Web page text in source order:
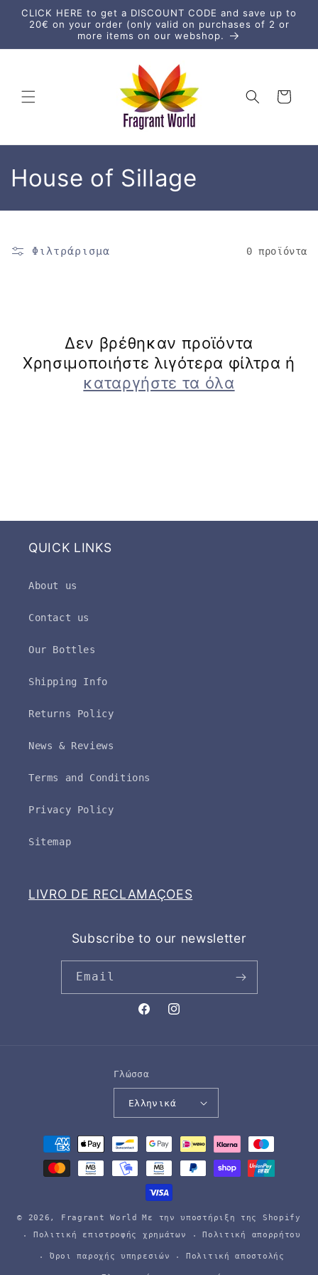
μετάβαση
περιεχόμενο
CLICK HERE to get a DISCOUNT CODE and save up to
20€ on your order (only valid on purchases of 2 or
more items on our webshop.
Καλάθι
Σ
υ
ή
House of Sillage
Φιλτράρισμα 0 προϊόντα
Δεν βρέθηκαν προϊόντα
Χρησιμοποιήστε λιγότερα φίλτρα ή
καταργήστε τα όλα
QUICK LINKS
About us
Contact us
Our Bottles
Shipping Info
Returns Policy
News & Reviews
Terms and Conditions
Privacy Policy
Sitemap
LIVRO DE RECLAMAÇOES
Subscribe to our newsletter
Email
FacebookInstagram
Γλώσσα
Ελληνικά
Μέθοδοι
πληρωμής
© 2026, Fragrant World
Με την υποστήριξη της Shopify
Πολιτική επιστροφής χρημάτων
Πολιτική απορρήτου
Όροι παροχής υπηρεσιών Πολιτική αποστολής